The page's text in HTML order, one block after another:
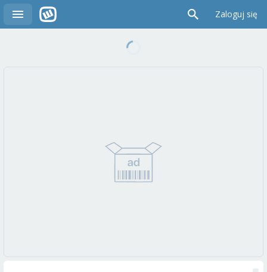
Zaloguj się